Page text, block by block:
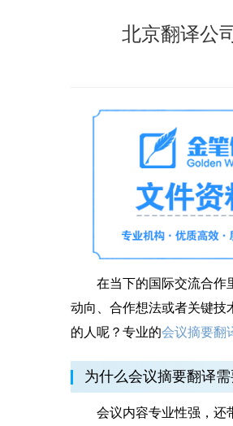
北京翻译公
在当下的国际交流合作里
动向、合作想法或者关键技
的人呢？专业的会议摘要翻
为什么会议摘要翻译需
会议内容专业性强，还带